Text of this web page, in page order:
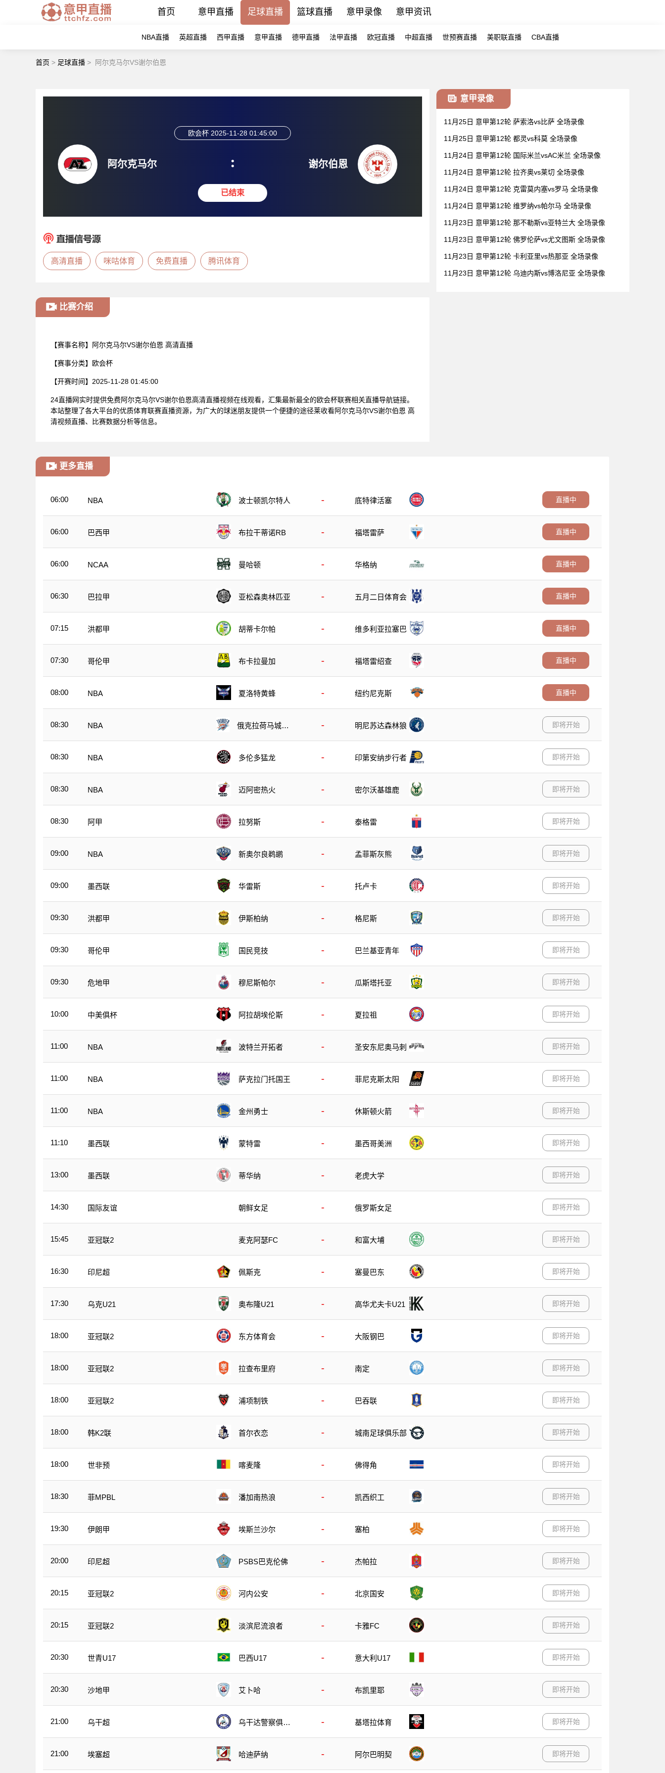
首页 意甲直播 足球直播 篮球直播 意甲录像 意甲资讯
NBA直播 英超直播 西甲直播 意甲直播 德甲直播 法甲直播 欧冠直播 中超直播 世预赛直播 美职联直播 CBA直播
首页 > 足球直播 > 阿尔克马尔VS谢尔伯恩
阿尔克马尔
欧会杯 2025-11-28 01:45:00
:
已结束
谢尔伯恩
高清直播 咪咕体育 免费直播 腾讯体育
比赛介绍
【赛事名称】 阿尔克马尔VS谢尔伯恩 高清直播
【赛事分类】 欧会杯
【开赛时间】 2025-11-28 01:45:00
24直播网实时提供免费阿尔克马尔VS谢尔伯恩高清直播视频在线观看，汇集最新最全的欧会杯联赛相关直播导航链接。
本站整理了各大平台的优质体育联赛直播资源，为广大的球迷朋友提供一个便捷的途径莱收看阿尔克马尔VS谢尔伯恩 高
清视频直播、比赛数据分析等信息。
意甲录像
11月25日 意甲第12轮 萨索洛vs比萨 全场录像
11月25日 意甲第12轮 都灵vs科莫 全场录像
11月24日 意甲第12轮 国际米兰vsAC米兰 全场录像
11月24日 意甲第12轮 拉齐奥vs莱切 全场录像
11月24日 意甲第12轮 克雷莫内塞vs罗马 全场录像
11月24日 意甲第12轮 维罗纳vs帕尔马 全场录像
11月23日 意甲第12轮 那不勒斯vs亚特兰大 全场录像
11月23日 意甲第12轮 佛罗伦萨vs尤文图斯 全场录像
11月23日 意甲第12轮 卡利亚里vs热那亚 全场录像
11月23日 意甲第12轮 乌迪内斯vs博洛尼亚 全场录像
更多直播
06:00 NBA 波士顿凯尔特人 - 底特律活塞 直播中
06:00 巴西甲 布拉干蒂诺RB - 福塔雷萨 直播中
06:00 NCAA 曼哈顿 - 华格纳 直播中
06:30 巴拉甲 亚松森奥林匹亚 - 五月二日体育会 直播中
07:15 洪都甲 胡蒂卡尔帕 - 维多利亚拉塞巴 直播中
07:30 哥伦甲 布卡拉曼加 - 福塔雷绍查 直播中
08:00 NBA 夏洛特黄蜂 - 纽约尼克斯 直播中
08:30 NBA
俄克拉荷马城雷
- 明尼苏达森林狼 即将开始
08:30 NBA 多伦多猛龙 - 印第安纳步行者 即将开始
08:30 NBA 迈阿密热火 - 密尔沃基雄鹿 即将开始
08:30 阿甲 拉努斯 - 泰格雷 即将开始
09:00 NBA 新奥尔良鹈鹕 - 孟菲斯灰熊 即将开始
09:00 墨西联 华雷斯 - 托卢卡 即将开始
09:30 洪都甲 伊斯柏纳 - 格尼斯 即将开始
09:30 哥伦甲 国民竞技 - 巴兰基亚青年 即将开始
09:30 危地甲 穆尼斯帕尔 - 瓜斯塔托亚 即将开始
10:00 中美俱杯 阿拉胡埃伦斯 - 夏拉祖 即将开始
11:00 NBA 波特兰开拓者 - 圣安东尼奥马刺 即将开始
11:00 NBA 萨克拉门托国王 - 菲尼克斯太阳 即将开始
11:00 NBA 金州勇士 - 休斯顿火箭 即将开始
11:10 墨西联 蒙特雷 - 墨西哥美洲 即将开始
13:00 墨西联 蒂华纳 - 老虎大学 即将开始
14:30 国际友谊 朝鲜女足 - 俄罗斯女足 即将开始
15:45 亚冠联2 麦克阿瑟FC - 和富大埔 即将开始
16:30 印尼超 佩斯克 - 塞曼巴东 即将开始
17:30 乌克U21 奥布隆U21 - 高华尤夫卡U21 即将开始
18:00 亚冠联2 东方体育会 - 大阪钢巴 即将开始
18:00 亚冠联2 拉查布里府 - 南定 即将开始
18:00 亚冠联2 浦项制铁 - 巴吞联 即将开始
18:00 韩K2联 首尔衣恋 - 城南足球俱乐部 即将开始
18:00 世非预 喀麦隆 - 佛得角 即将开始
18:30 菲MPBL 潘加南热浪 - 凯西织工 即将开始
19:30 伊朗甲 埃斯兰沙尔 - 塞柏 即将开始
20:00 印尼超 PSBS巴克伦佛 - 杰帕拉 即将开始
20:15 亚冠联2 河内公安 - 北京国安 即将开始
20:15 亚冠联2 淡滨尼流浪者 - 卡雅FC 即将开始
20:30 世青U17 巴西U17 - 意大利U17 即将开始
20:30 沙地甲 艾卜哈 - 布凯里耶 即将开始
21:00 乌干超
乌干达警察俱乐
- 基塔拉体育 即将开始
21:00 埃塞超 哈迪萨纳 - 阿尔巴明契 即将开始